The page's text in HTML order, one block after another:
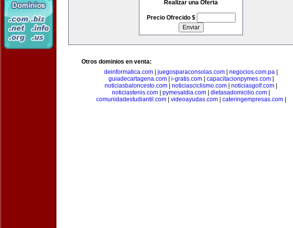
Realizar una Oferta
Precio Ofrecido $
Otros dominios en venta:
deinformatica.com
juegosparaconsolas.com negocios.com.pa
guiadecartagena.com| i-gratis.com| capacitacionpymes.com|
noticiasbaloncesto.com
noticiasciclismo.com noticiasgolf.com
noticiastenis.com
pymesaldia.com dietasadomicilio.com
comunidadestudiantil.com| videoayudas.com| cateringempresas.com|